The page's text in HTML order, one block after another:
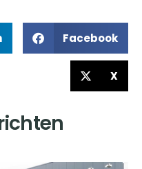
Facebook
X